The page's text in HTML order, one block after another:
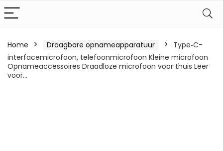
Home Draagbare opnameapparatuur
Type‑C-
interfacemicrofoon, telefoonmicrofoon Kleine microfoon
Opnameaccessoires Draadloze microfoon voor thuis Leer
voor…